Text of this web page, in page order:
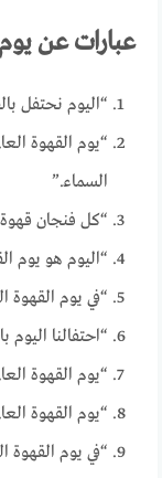
عبارات عن يوم
“اليوم نحتفل
“يوم القهوة
السماء.”
“كل فنجان
“اليوم هو يوم
“في يوم القهوة
“احتفالنا
“يوم القهوة
“يوم القهوة
“في يوم القهوة